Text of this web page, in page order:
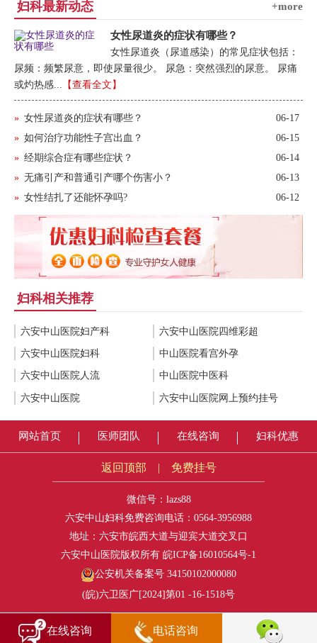
妇科最新动态 +more
女性尿道炎的症状有哪些？
女性尿道炎（尿道感染）的常见症状包括：
尿频：频繁尿意，即使尿量很少。 尿急：突然强烈的尿意。 尿痛
或灼热感...
【查看全文】
06-17
» 女性尿道炎的症状有哪些？
06-15
» 如何治疗功能性子宫出血？
06-14
» 经期综合症有哪些症状？
06-13
» 无痛引产和普通引产哪个伤害小？
06-12
» 女性结扎了还能怀孕吗?
妇科相关推荐
六安中山医院妇产科 六安中山医院四维彩超
六安中山医院妇科 中山医院看宫外孕
六安中山医院人流 中山医院中医科
六安中山医院 六安中山医院网上预约挂号
网站首页 医师团队 在线咨询 妇科优惠
返回顶部 | 免费挂号
微信号：lazs88
六安中山妇科免费咨询电话： 0564-3956988
地址：六安市皖西大道与迎宾大道交叉口
六安中山医院版权所有 皖ICP备16010564号-1
公安机关备案号 34150102000080
(皖)六卫医广[2024]第01 -16-1518号
在线咨询 电话咨询